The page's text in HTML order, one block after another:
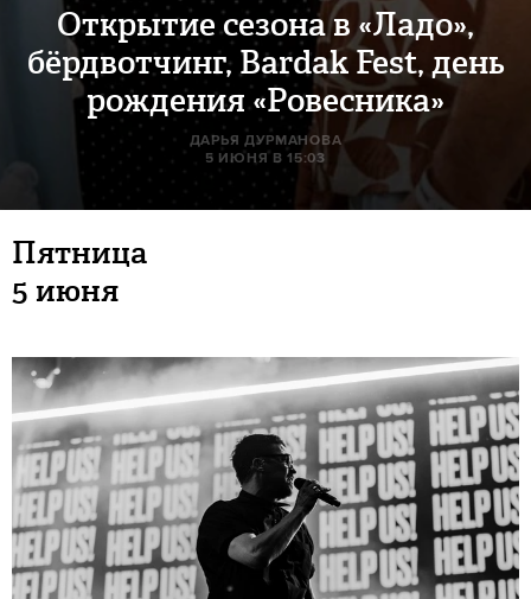
Открытие сезона в «Ладо»,
бёрдвотчинг, Bardak Fest, день
рождения «Ровесника»
ДАРЬЯ ДУРМАНОВА
5 ИЮНЯ В 15:03
Пятница
5 июня